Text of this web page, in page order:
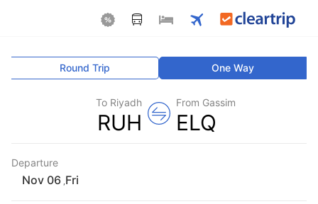
One Way
Round Trip
From Gassim
ELQ
To Riyadh
RUH
Departure
Fri